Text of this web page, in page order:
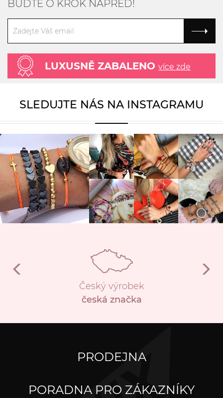
BUĎTE O KROK NAPŘED!
LUXUSNĚ ZABALENO více zde
SLEDUJTE NÁS NA INSTAGRAMU
Český výrobek
česká značka
PRODEJNA
PORADNA PRO ZÁKAZNÍKY